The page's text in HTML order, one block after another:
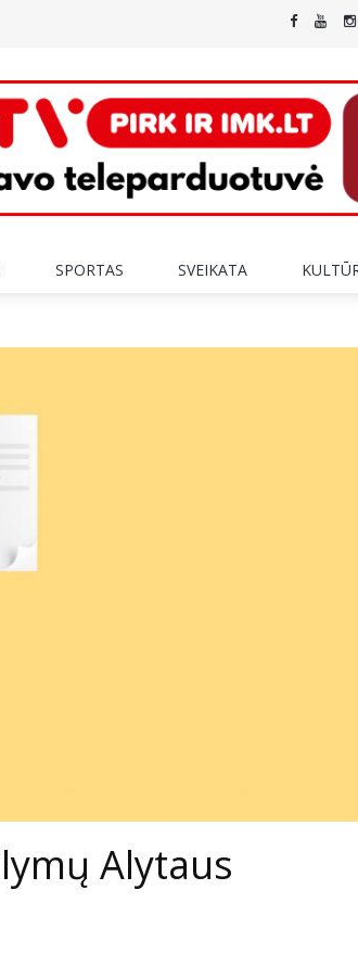
SPORTAS SVEIKATA
Alytaus